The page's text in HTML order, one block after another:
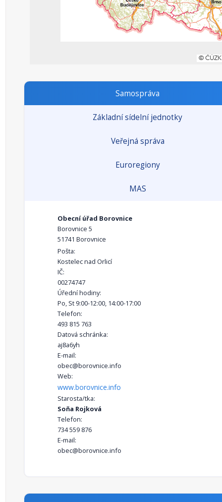
Samospráva
Základní sídelní jednotky
Veřejná správa
Euroregiony
MAS
Obecní úřad Borovnice
Borovnice 5
51741 Borovnice
Pošta:
Kostelec nad Orlicí
IČ:
00274747
Úřední hodiny:
Po, St 9:00-12:00, 14:00-17:00
Telefon:
493 815 763
Datová schránka:
aj8a6yh
E-mail:
obec@borovnice.info
Web:
www.borovnice.info
Starosta/tka:
Soňa Rojková
Telefon:
734 559 876
E-mail:
obec@borovnice.info